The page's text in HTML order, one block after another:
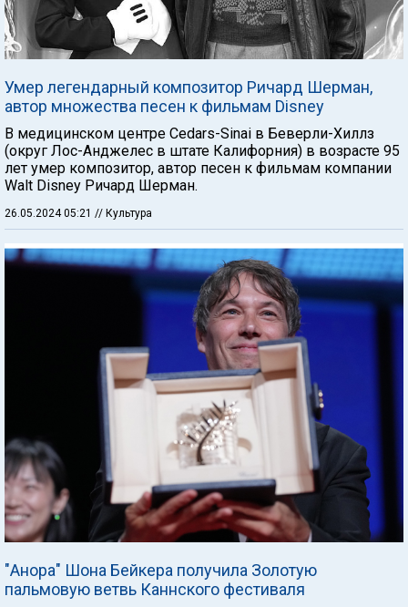
Умер легендарный композитор Ричард Шерман,
автор множества песен к фильмам Disney
В медицинском центре Cedars-Sinai в Беверли-Хиллз
(округ Лос-Анджелес в штате Калифорния) в возрасте 95
лет умер композитор, автор песен к фильмам компании
Walt Disney Ричард Шерман.
26.05.2024 05:21 // Культура
"Анора" Шона Бейкера получила Золотую
пальмовую ветвь Каннского фестиваля